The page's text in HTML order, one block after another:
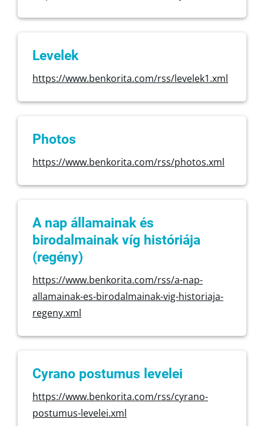
Levelek
https://www.benkorita.com/rss/levelek1.xml
Photos
https://www.benkorita.com/rss/photos.xml
A nap államainak és
birodalmainak víg históriája
(regény)
https://www.benkorita.com/rss/a-nap-
allamainak-es-birodalmainak-vig-historiaja-
regeny.xml
Cyrano postumus levelei
https://www.benkorita.com/rss/cyrano-
postumus-levelei.xml